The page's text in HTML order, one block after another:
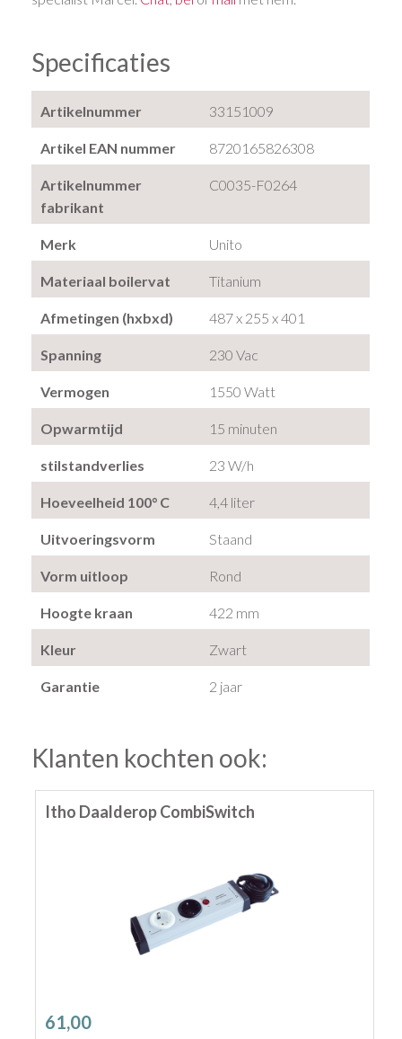
Specificaties
Artikelnummer 33151009
Artikel EAN nummer 8720165826308
Artikelnummer
fabrikant
C0035-F0264
Merk Unito
Materiaal boilervat Titanium
Afmetingen (hxbxd) 487 x 255 x 401
Spanning 230 Vac
Vermogen 1550 Watt
Opwarmtijd 15 minuten
stilstandverlies 23 W/h
Hoeveelheid 100° C 4,4 liter
Uitvoeringsvorm Staand
Vorm uitloop Rond
Hoogte kraan 422 mm
Kleur Zwart
Garantie 2 jaar
Klanten kochten ook:
Itho Daalderop CombiSwitch
61,00